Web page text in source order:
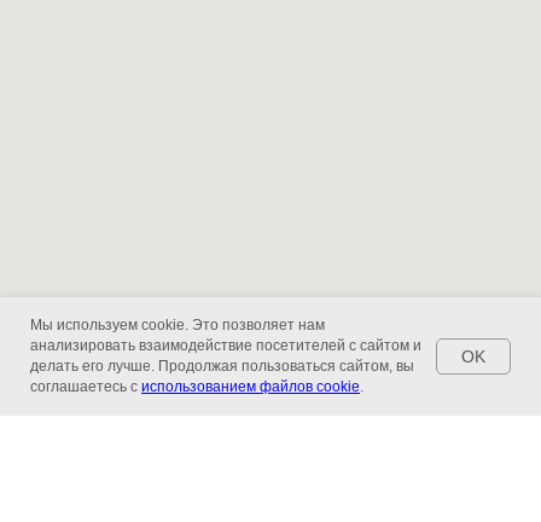
Мы используем cookie. Это позволяет нам
анализировать взаимодействие посетителей с сайтом и
делать его лучше. Продолжая пользоваться сайтом, вы
соглашаетесь с использованием файлов cookie.
OK